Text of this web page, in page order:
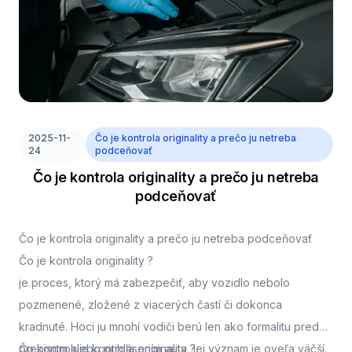
2025-11-
24
Čo je kontrola originality a prečo ju netreba
podceňovať
Čo je kontrola originality a prečo ju netreba
podceňovať
Čo je kontrola originality a prečo ju netreba podceňovať
Čo je kontrola originality ?
je proces, ktorý má zabezpečiť, aby vozidlo nebolo
pozmenené, zložené z viacerých častí či dokonca
kradnuté. Hoci ju mnohí vodiči berú len ako formalitu pred
prepisom alebo prihlásením auta, jej význam je oveľa väčší.
Čo kontroluje kontrola originality ?